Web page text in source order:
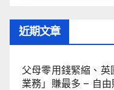
近期文章
父母零用錢緊縮、
業務」賺最多 – 自由